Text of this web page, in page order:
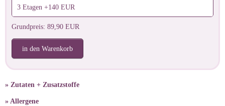
3 Etagen +140 EUR
Grundpreis: 89,90 EUR
in den Warenkorb
» Zutaten + Zusatzstoffe
» Allergene